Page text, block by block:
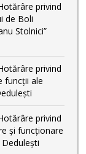
privind
de Boli
Stolnici”
privind
funcții ale
privind
și funcționare